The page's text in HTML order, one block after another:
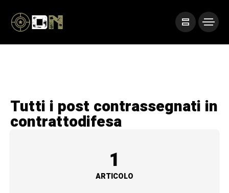
Tutti i post contrassegnati in
contrattodifesa
1
ARTICOLO